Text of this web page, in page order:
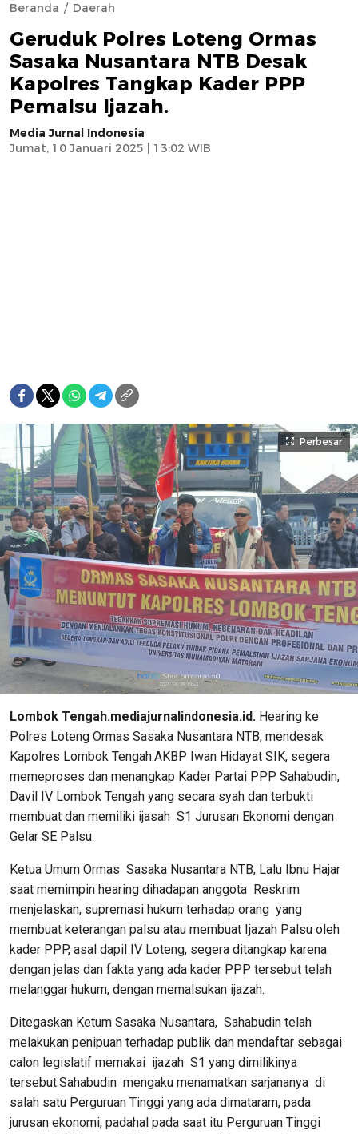
Beranda Daerah
Geruduk Polres Loteng Ormas
Sasaka Nusantara NTB Desak
Kapolres Tangkap Kader PPP
Pemalsu Ijazah.
Media Jurnal Indonesia
Jumat, 10 Januari 2025 | 13:02 WIB
Perbesar
Lombok Tengah.mediajurnalindonesia.id. Hearing ke
Polres Loteng Ormas Sasaka Nusantara NTB, mendesak
Kapolres Lombok Tengah.AKBP Iwan Hidayat SIK, segera
memeproses dan menangkap Kader Partai PPP Sahabudin,
Davil IV Lombok Tengah yang secara syah dan terbukti
membuat dan memiliki ijasah S1 Jurusan Ekonomi dengan
Gelar SE Palsu.
Ketua Umum Ormas Sasaka Nusantara NTB, Lalu Ibnu Hajar
saat memimpin hearing dihadapan anggota Reskrim
menjelaskan, supremasi hukum terhadap orang yang
membuat keterangan palsu atau membuat Ijazah Palsu oleh
kader PPP, asal dapil IV Loteng, segera ditangkap karena
dengan jelas dan fakta yang ada kader PPP tersebut telah
melanggar hukum, dengan memalsukan ijazah.
Ditegaskan Ketum Sasaka Nusantara, Sahabudin telah
melakukan penipuan terhadap publik dan mendaftar sebagai
calon legislatif memakai ijazah S1 yang dimilikinya
tersebut.Sahabudin mengaku menamatkan sarjananya di
salah satu Perguruan Tinggi yang ada dimataram, pada
jurusan ekonomi, padahal pada saat itu Perguruan Tinggi